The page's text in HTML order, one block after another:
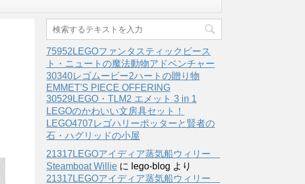
75952LEGOファンタスティックビース
ト・ニュートの魔法動物アドベンチャー
30340レゴムービー2ハートの贈り物
EMMET'S PIECE OFFERING
30529LEGO・TLM2 エメット 3 in 1
LEGOのかわいい文房具セット！
LEGO4707レゴハリーポッターと賢者の
石・ハグリッドの小屋
21317LEGOアイディア蒸気船ウィリー
Steamboat Willie に lego-blog より
21317LEGOアイディア蒸気船ウィリー